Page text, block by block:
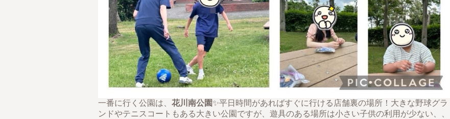
一番に行く公園は、 花川南公園✨平日時間があればすぐに行ける店舗裏の場所！大きな野球グラ
ンドやテニスコートもある大きい公園ですが、遊具のある場所は小さい子供の利用が少ない、、